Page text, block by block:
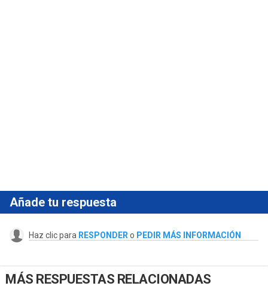
Añade tu respuesta
Haz clic para RESPONDER o PEDIR MÁS INFORMACIÓN
MÁS RESPUESTAS RELACIONADAS